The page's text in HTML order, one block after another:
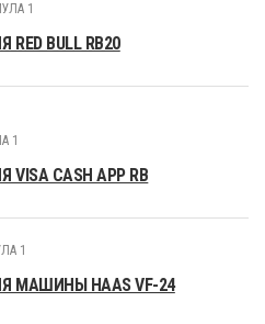
1
BULL RB20
1
CASH APP RB
1
МАШИНЫ HAAS VF-24